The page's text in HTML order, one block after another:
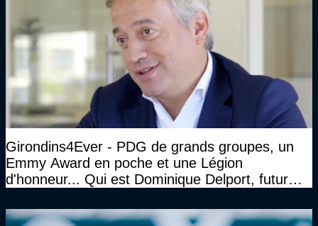
Girondins4Ever - PDG de grands groupes, un
Emmy Award en poche et une Légion
d'honneur... Qui est Dominique Delport, futur